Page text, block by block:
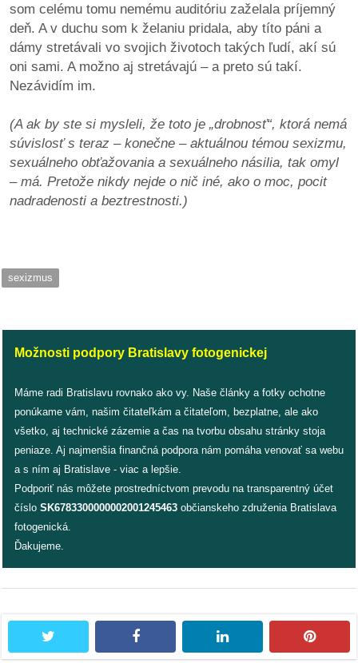
som celému tomu nemému auditóriu zaželala príjemný
deň. A v duchu som k želaniu pridala, aby títo páni a
dámy stretávali vo svojich životoch takých ľudí, akí sú
oni sami. A možno aj stretávajú – a preto sú takí.
Nezávidím im.
(A ak by ste si mysleli, že toto je „drobnosť“, ktorá nemá
súvislosť s teraz – konečne – aktuálnou témou sexizmu,
sexuálneho obťažovania a sexuálneho násilia, tak omyl
– má. Pretože nikdy nejde o nič iné, ako o moc, pocit
nadradenosti a beztrestnosti.)
sexizmus
Možnosti podpory Bratislavy fotogenickej
Máme radi Bratislavu rovnako ako vy. Naše články a fotky ochotne
ponúkame vám, našim čitateľkám a čitateľom, bezplatne, ale ako
všetko, aj technické zázemie a čas na tvorbu obsahu stránky stoja
peniaze. Aj najmenšia finančná podpora nám pomáha venovať sa webu
a s ním aj Bratislave - viac a lepšie.
Podporiť nás môžete prostredníctvom prevodu na transparentný účet
číslo SK6783300000002001245463 občianskeho združenia Bratislava
fotogenická.
Ďakujeme.
facebook linkedin